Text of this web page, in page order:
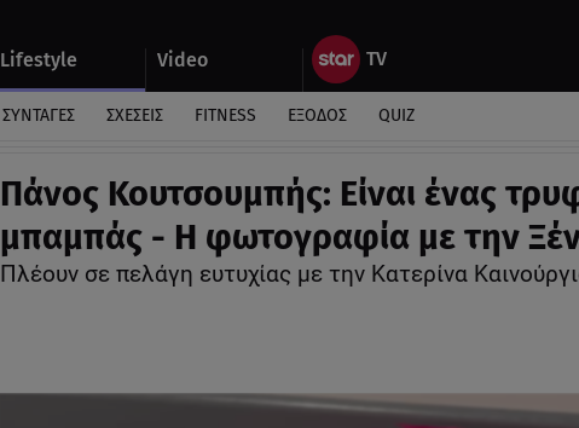
Lifestyle Video
ΣΥΝΤΑΓΕΣ ΣΧΕΣΕΙΣ FITNESS ΕΞΟΔΟΣ QUIZ
Πάνος Κουτσουμπής: Είναι ένας
μπαμπάς - Η φωτογραφία με την
Πλέουν σε πελάγη ευτυχίας με την Κατερίνα